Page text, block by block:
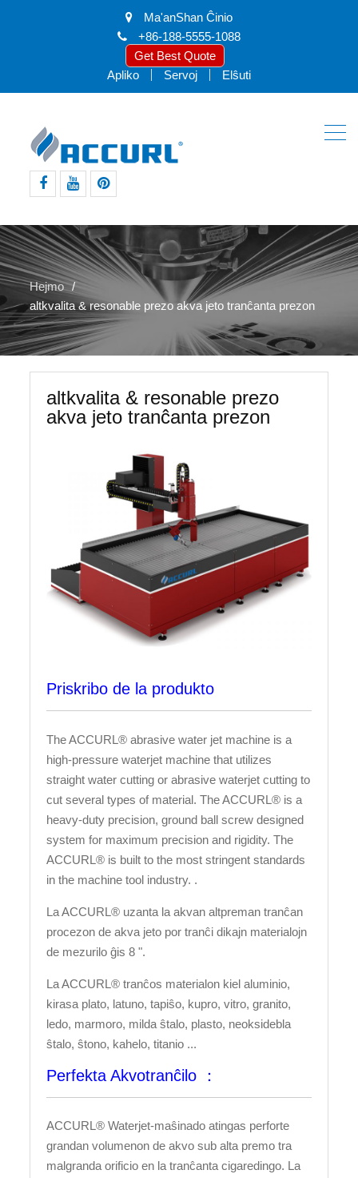
Ma'anShan Ĉinio
+86-188-5555-1088
Get Best Quote
Apliko
Servoj Elŝuti
Hejmo
altkvalita & resonable prezo akva jeto tranĉanta prezon
altkvalita & resonable prezo
akva jeto tranĉanta prezon
Priskribo de la produkto
The ACCURL® abrasive water jet machine is a
high-pressure waterjet machine that utilizes
straight water cutting or abrasive waterjet cutting to
cut several types of material. The ACCURL® is a
heavy-duty precision, ground ball screw designed
system for maximum precision and rigidity. The
ACCURL® is built to the most stringent standards
in the machine tool industry. .
La ACCURL® uzanta la akvan altpreman tranĉan
procezon de akva jeto por tranĉi dikajn materialojn
de mezurilo ĝis 8 ".
La ACCURL® tranĉos materialon kiel aluminio,
kirasa plato, latuno, tapiŝo, kupro, vitro, granito,
ledo, marmoro, milda ŝtalo, plasto, neoksidebla
ŝtalo, ŝtono, kahelo, titanio ...
Perfekta Akvotranĉilo ：
ACCURL® Waterjet-maŝinado atingas perforte
grandan volumenon de akvo sub alta premo tra
malgranda orificio en la tranĉanta cigaredingo. La